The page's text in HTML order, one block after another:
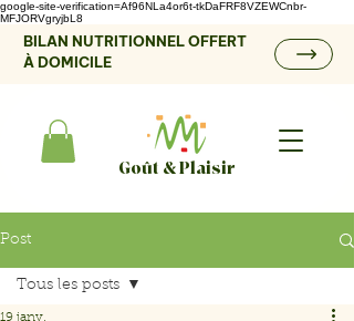
google-site-verification=Af96NLa4or6t-tkDaFRF8VZEWCnbr-
MFJORVgryjbL8
BILAN NUTRITIONNEL OFFERT
À DOMICILE
Goût & Plaisir
Post
Tous les posts
19 janv.